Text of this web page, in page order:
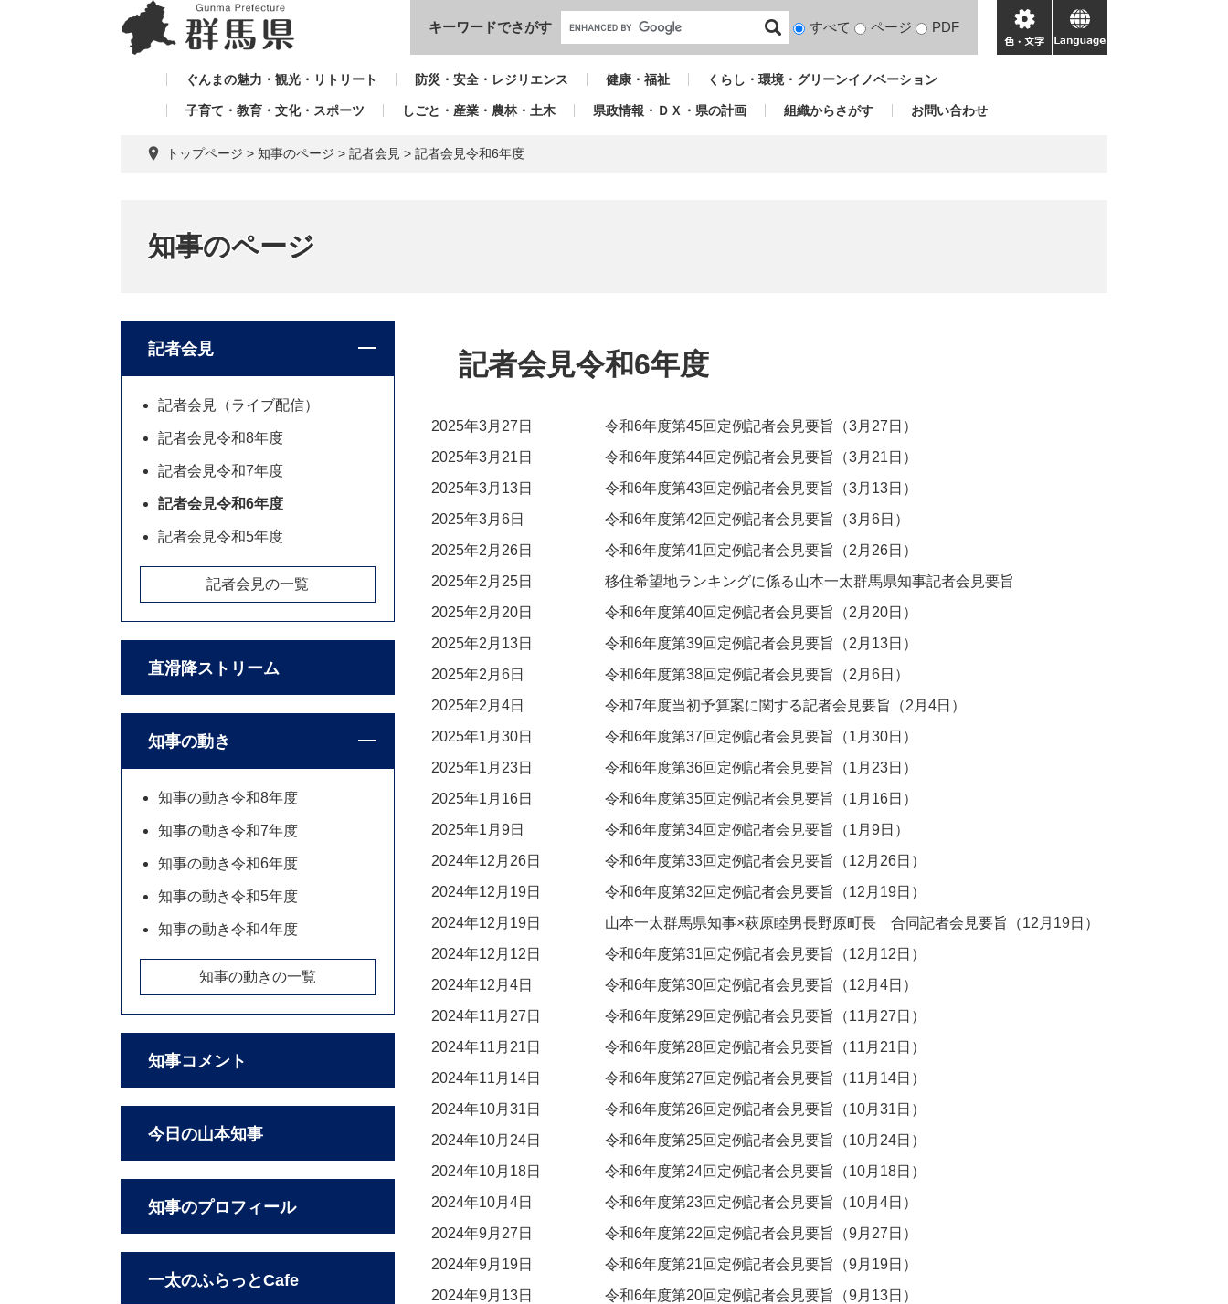
本文へ
キーワードでさがす
検
対
すべて ページ PDF
色・
文
language
ぐんまの魅力・観光・リトリート 防災・安全・レジリエンス 健康・福祉 くらし・環境・グリーンイノベーション
子育て・教育・文化・スポーツ しごと・産業・農林・土木 県政情報・ＤＸ・県の計画 組織からさがす お問い合わせ
トップページ > 知事のページ > 記者会見 > 記者会見令和6年度
知事のページ
記者会見令和6年度
2025年3月27日
令和6年度第45回定例記者会見要旨（3月27日）
2025年3月21日
令和6年度第44回定例記者会見要旨（3月21日）
2025年3月13日
令和6年度第43回定例記者会見要旨（3月13日）
2025年3月6日
令和6年度第42回定例記者会見要旨（3月6日）
2025年2月26日
令和6年度第41回定例記者会見要旨（2月26日）
2025年2月25日
移住希望地ランキングに係る山本一太群馬県知事記者会見要旨
2025年2月20日
令和6年度第40回定例記者会見要旨（2月20日）
2025年2月13日
令和6年度第39回定例記者会見要旨（2月13日）
2025年2月6日
令和6年度第38回定例記者会見要旨（2月6日）
2025年2月4日
令和7年度当初予算案に関する記者会見要旨（2月4日）
2025年1月30日
令和6年度第37回定例記者会見要旨（1月30日）
2025年1月23日
令和6年度第36回定例記者会見要旨（1月23日）
2025年1月16日
令和6年度第35回定例記者会見要旨（1月16日）
2025年1月9日
令和6年度第34回定例記者会見要旨（1月9日）
2024年12月26日
令和6年度第33回定例記者会見要旨（12月26日）
2024年12月19日
令和6年度第32回定例記者会見要旨（12月19日）
2024年12月19日
山本一太群馬県知事×萩原睦男長野原町長 合同記者会見要旨（12月19日）
2024年12月12日
令和6年度第31回定例記者会見要旨（12月12日）
2024年12月4日
令和6年度第30回定例記者会見要旨（12月4日）
2024年11月27日
令和6年度第29回定例記者会見要旨（11月27日）
2024年11月21日
令和6年度第28回定例記者会見要旨（11月21日）
2024年11月14日
令和6年度第27回定例記者会見要旨（11月14日）
2024年10月31日
令和6年度第26回定例記者会見要旨（10月31日）
2024年10月24日
令和6年度第25回定例記者会見要旨（10月24日）
2024年10月18日
令和6年度第24回定例記者会見要旨（10月18日）
2024年10月4日
令和6年度第23回定例記者会見要旨（10月4日）
2024年9月27日
令和6年度第22回定例記者会見要旨（9月27日）
2024年9月19日
令和6年度第21回定例記者会見要旨（9月19日）
2024年9月13日
令和6年度第20回定例記者会見要旨（9月13日）
記者会見
記者会見（ライブ配信）
記者会見令和8年度
記者会見令和7年度
記者会見令和6年度
記者会見令和5年度
記者会見の一覧
直滑降ストリーム
知事の動き
知事の動き令和8年度
知事の動き令和7年度
知事の動き令和6年度
知事の動き令和5年度
知事の動き令和4年度
知事の動きの一覧
知事コメント
今日の山本知事
知事のプロフィール
一太のふらっとCafe